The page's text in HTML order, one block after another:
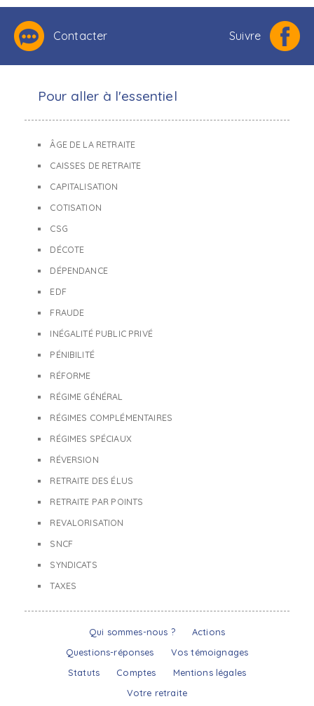
Contacter Suivre
Pour aller à l'essentiel
ÂGE DE LA RETRAITE
CAISSES DE RETRAITE
CAPITALISATION
COTISATION
CSG
DÉCOTE
DÉPENDANCE
EDF
FRAUDE
INÉGALITÉ PUBLIC PRIVÉ
PÉNIBILITÉ
RÉFORME
RÉGIME GÉNÉRAL
RÉGIMES COMPLÉMENTAIRES
RÉGIMES SPÉCIAUX
RÉVERSION
RETRAITE DES ÉLUS
RETRAITE PAR POINTS
REVALORISATION
SNCF
SYNDICATS
TAXES
Qui sommes-nous ?
Actions
Questions-réponses
Vos témoignages
Statuts
Comptes
Mentions légales
Votre retraite